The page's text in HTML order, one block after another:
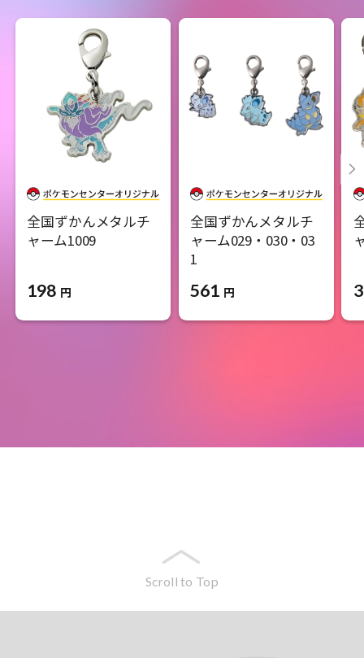
全国ずかんメタルチ
ャーム1009
198 円
全国ずかんメタルチ
ャーム029・030・03
1​
561 円
Scroll to Top